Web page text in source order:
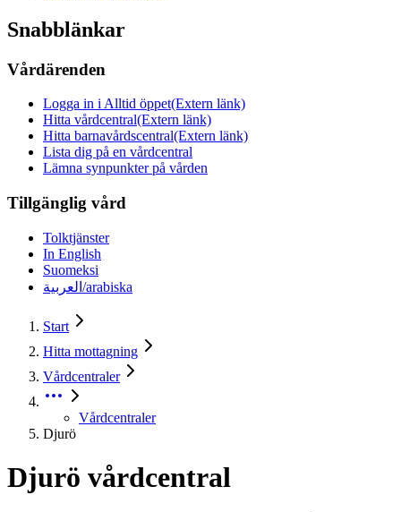
Snabblänkar
Vårdärenden
Logga in i Alltid öppet(Extern länk)
Hitta vårdcentral(Extern länk)
Hitta barnavårdscentral(Extern länk)
Lista dig på en vårdcentral
Lämna synpunkter på vården
Tillgänglig vård
Tolktjänster
In English
Suomeksi
العربية/arabiska
Start
Hitta mottagning
Vårdcentraler
Vårdcentraler
Djurö
Djurö vårdcentral